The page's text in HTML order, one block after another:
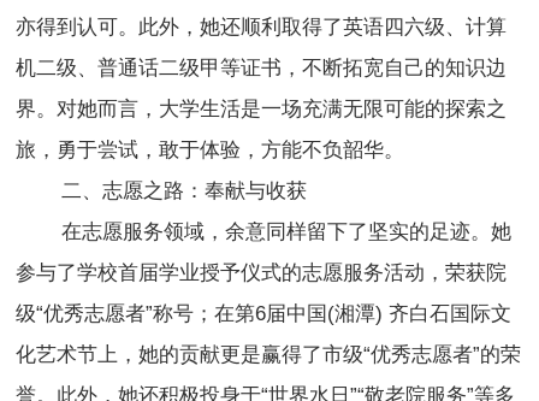
亦得到认可。此外，她还顺利取得了英语四六级、计算
机二级、普通话二级甲等证书，不断拓宽自己的知识边
界。对她而言，大学生活是一场充满无限可能的探索之
旅，勇于尝试，敢于体验，方能不负韶华。
二、志愿之路：奉献与收获
在志愿服务领域，余意同样留下了坚实的足迹。她
参与了学校首届学业授予仪式的志愿服务活动，荣获院
级“优秀志愿者”称号；在第6届中国(湘潭) 齐白石国际文
化艺术节上，她的贡献更是赢得了市级“优秀志愿者”的荣
誉。此外，她还积极投身于“世界水日”“敬老院服务”等多